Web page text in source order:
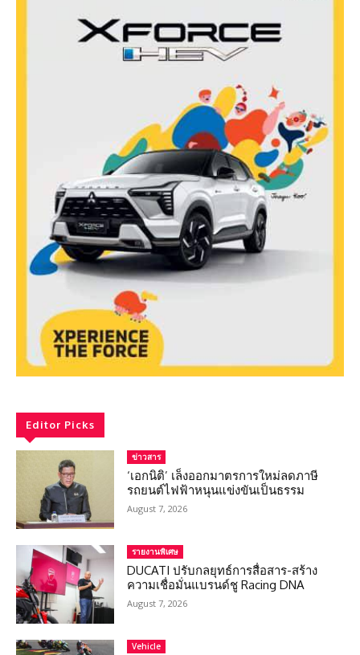
Editor Picks
ข่าวสาร
‘เอกนิติ’ เล็งออกมาตรการใหม่ลดภาษี
รถยนต์ไฟฟ้าหนุนแข่งขันเป็นธรรม
August 7, 2026
รายงานพิเศษ
DUCATI ปรับกลยุทธ์การสื่อสาร-สร้าง
ความเชื่อมั่นแบรนด์ชู Racing DNA
August 7, 2026
Vehicle